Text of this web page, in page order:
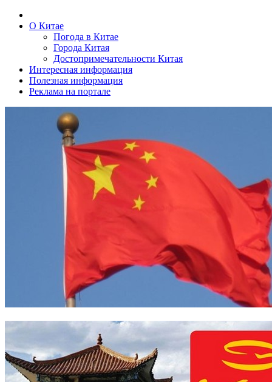
О Китае
Погода в Китае
Города Китая
Достопримечательности Китая
Интересная информация
Полезная информация
Реклама на портале